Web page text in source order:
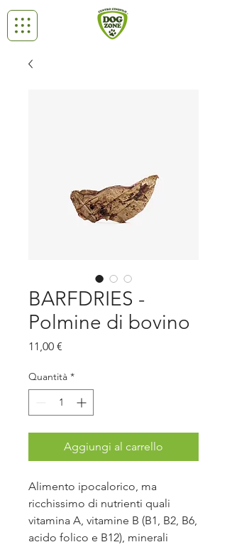
BARFDRIES -
Polmine di bovino
11,00 €
Quantità *
Aggiungi al carrello
Alimento ipocalorico, ma
ricchissimo di nutrienti quali
vitamina A, vitamine B (B1, B2, B6,
acido folico e B12), minerali